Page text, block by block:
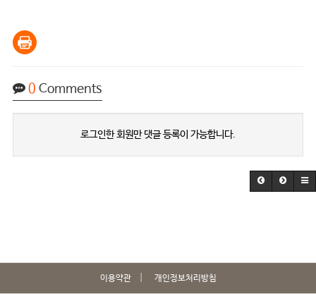
0 Comments
로그인한 회원만 댓글 등록이 가능합니다.
이용약관 개인정보처리방침